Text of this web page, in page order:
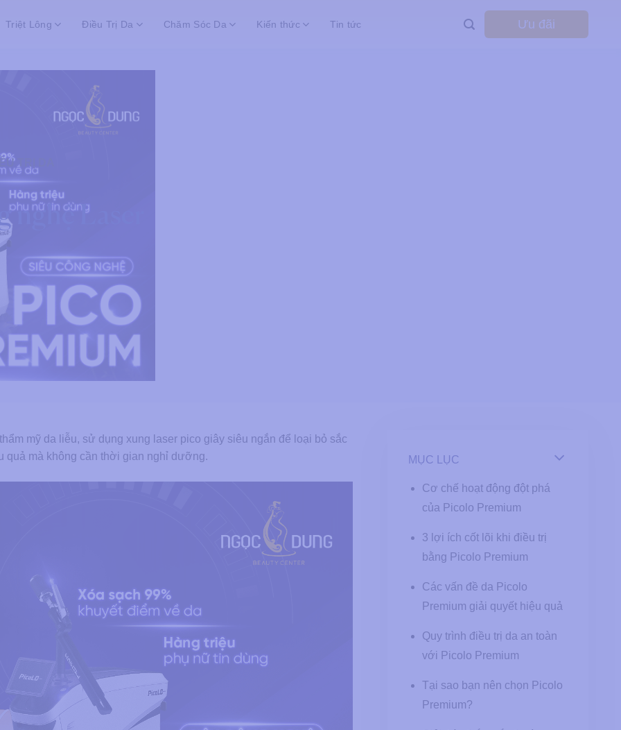
Triệt Lông Điều Trị Da Chăm Sóc Da Kiến thức Tin tức Ưu đãi
TRỊ DA
Laser
mỹ da liễu, sử dụng xung laser pico giây siêu ngắn để loại bỏ sắc
quả mà không cần thời gian nghỉ dưỡng.
MỤC LỤC
Cơ chế hoạt động đột phá
của Picolo Premium
3 lợi ích cốt lõi khi điều trị
bằng Picolo Premium
Các vấn đề da Picolo
Premium giải quyết hiệu quả
Quy trình điều trị da an toàn
với Picolo Premium
Tại sao bạn nên chọn Picolo
Premium?